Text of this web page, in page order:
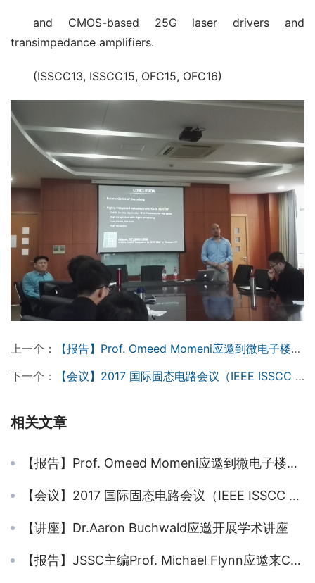
and CMOS-based 25G laser drivers and
transimpedance amplifiers.
(ISSCC13, ISSCC15, OFC15, OFC16)
上一个：
【报告】Prof. Omeed Momeni应邀到微电子楼作报告并访问CARFIC
下一个：
【会议】2017 国际固态电路会议（IEEE ISSCC 2017）
相关文章
【报告】Prof. Omeed Momeni应邀到微电子楼作报告并访问CARFIC
【会议】2017 国际固态电路会议（IEEE ISSCC 2017）
【讲座】Dr.Aaron Buchwald应邀开展学术讲座
【报告】JSSC主编Prof. Michael Flynn应邀来CARFIC作报告